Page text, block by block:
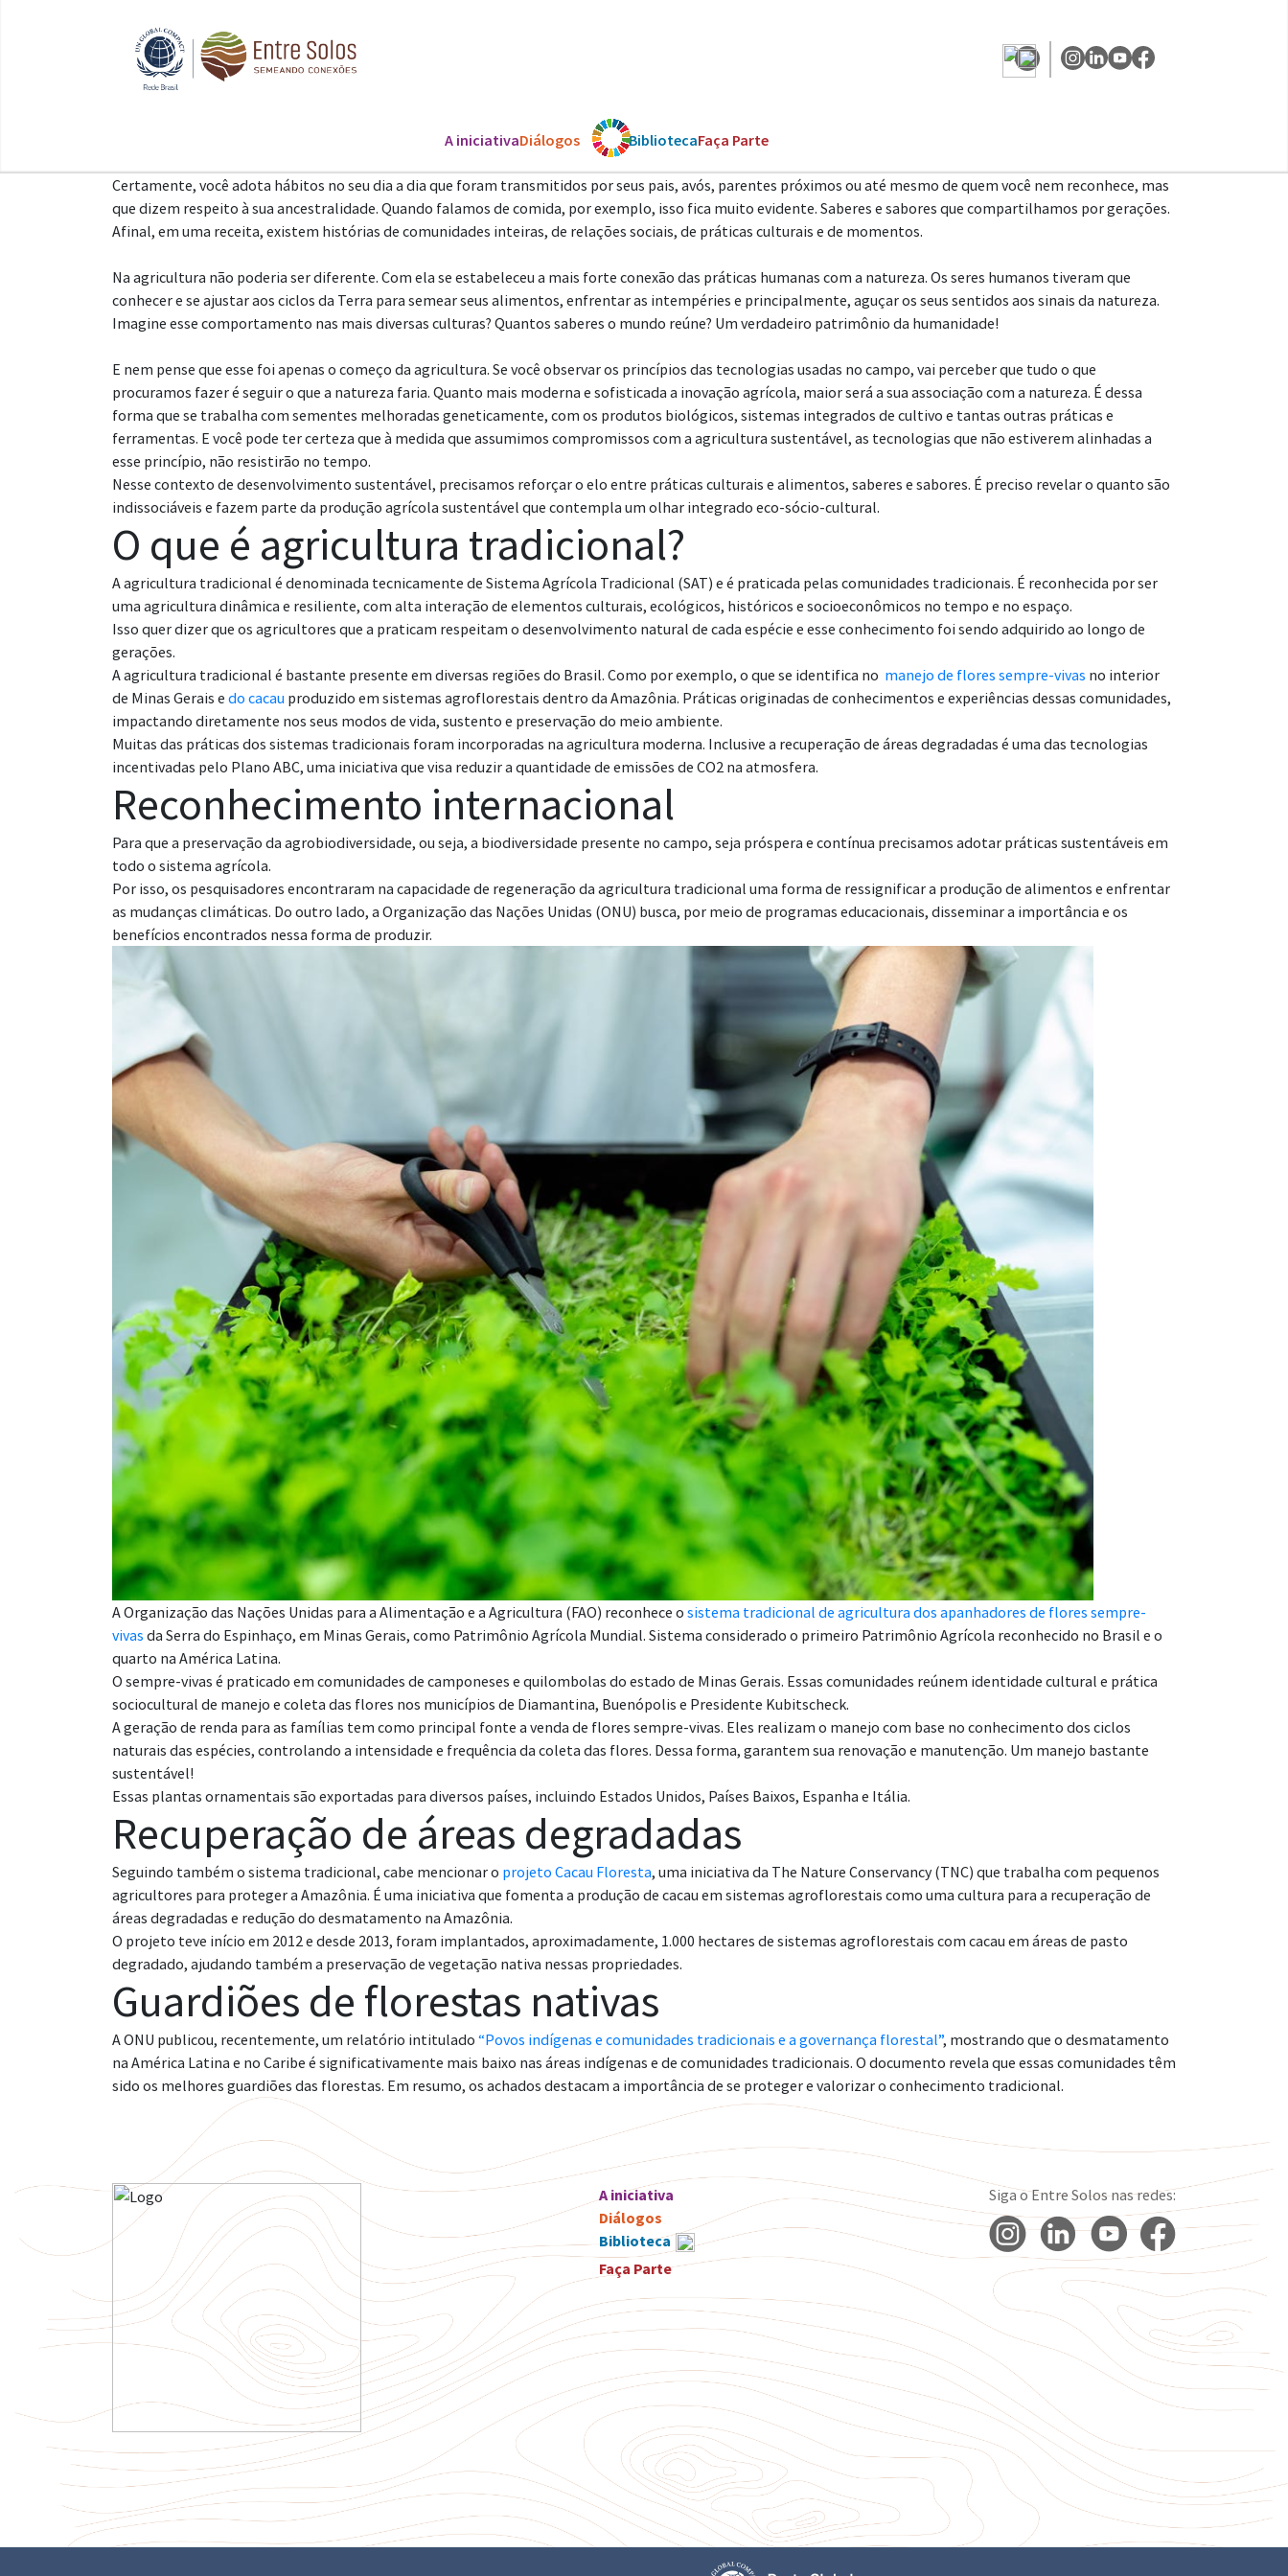
A iniciativaDiálogos Os ODSBibliotecaFaça Parte
Certamente, você adota hábitos no seu dia a dia que foram transmitidos por seus pais, avós, parentes próximos ou até mesmo de quem você nem reconhece, mas
que dizem respeito à sua ancestralidade. Quando falamos de comida, por exemplo, isso fica muito evidente. Saberes e sabores que compartilhamos por gerações.
Afinal, em uma receita, existem histórias de comunidades inteiras, de relações sociais, de práticas culturais e de momentos.
Na agricultura não poderia ser diferente. Com ela se estabeleceu a mais forte conexão das práticas humanas com a natureza. Os seres humanos tiveram que
conhecer e se ajustar aos ciclos da Terra para semear seus alimentos, enfrentar as intempéries e principalmente, aguçar os seus sentidos aos sinais da natureza.
Imagine esse comportamento nas mais diversas culturas? Quantos saberes o mundo reúne? Um verdadeiro patrimônio da humanidade!
E nem pense que esse foi apenas o começo da agricultura. Se você observar os princípios das tecnologias usadas no campo, vai perceber que tudo o que
procuramos fazer é seguir o que a natureza faria. Quanto mais moderna e sofisticada a inovação agrícola, maior será a sua associação com a natureza. É dessa
forma que se trabalha com sementes melhoradas geneticamente, com os produtos biológicos, sistemas integrados de cultivo e tantas outras práticas e
ferramentas. E você pode ter certeza que à medida que assumimos compromissos com a agricultura sustentável, as tecnologias que não estiverem alinhadas a
esse princípio, não resistirão no tempo.
Nesse contexto de desenvolvimento sustentável, precisamos reforçar o elo entre práticas culturais e alimentos, saberes e sabores. É preciso revelar o quanto são
indissociáveis e fazem parte da produção agrícola sustentável que contempla um olhar integrado eco-sócio-cultural.
O que é agricultura tradicional?
A agricultura tradicional é denominada tecnicamente de Sistema Agrícola Tradicional (SAT) e é praticada pelas comunidades tradicionais. É reconhecida por ser
uma agricultura dinâmica e resiliente, com alta interação de elementos culturais, ecológicos, históricos e socioeconômicos no tempo e no espaço.
Isso quer dizer que os agricultores que a praticam respeitam o desenvolvimento natural de cada espécie e esse conhecimento foi sendo adquirido ao longo de
gerações.
A agricultura tradicional é bastante presente em diversas regiões do Brasil. Como por exemplo, o que se identifica no manejo de flores sempre-vivas no interior
de Minas Gerais e do cacau produzido em sistemas agroflorestais dentro da Amazônia. Práticas originadas de conhecimentos e experiências dessas comunidades,
impactando diretamente nos seus modos de vida, sustento e preservação do meio ambiente.
Muitas das práticas dos sistemas tradicionais foram incorporadas na agricultura moderna. Inclusive a recuperação de áreas degradadas é uma das tecnologias
incentivadas pelo Plano ABC, uma iniciativa que visa reduzir a quantidade de emissões de CO2 na atmosfera.
Reconhecimento internacional
Para que a preservação da agrobiodiversidade, ou seja, a biodiversidade presente no campo, seja próspera e contínua precisamos adotar práticas sustentáveis em
todo o sistema agrícola.
Por isso, os pesquisadores encontraram na capacidade de regeneração da agricultura tradicional uma forma de ressignificar a produção de alimentos e enfrentar
as mudanças climáticas. Do outro lado, a Organização das Nações Unidas (ONU) busca, por meio de programas educacionais, disseminar a importância e os
benefícios encontrados nessa forma de produzir.
A Organização das Nações Unidas para a Alimentação e a Agricultura (FAO) reconhece o sistema tradicional de agricultura dos apanhadores de flores sempre-
vivas da Serra do Espinhaço, em Minas Gerais, como Patrimônio Agrícola Mundial. Sistema considerado o primeiro Patrimônio Agrícola reconhecido no Brasil e o
quarto na América Latina.
O sempre-vivas é praticado em comunidades de camponeses e quilombolas do estado de Minas Gerais. Essas comunidades reúnem identidade cultural e prática
sociocultural de manejo e coleta das flores nos municípios de Diamantina, Buenópolis e Presidente Kubitscheck.
A geração de renda para as famílias tem como principal fonte a venda de flores sempre-vivas. Eles realizam o manejo com base no conhecimento dos ciclos
naturais das espécies, controlando a intensidade e frequência da coleta das flores. Dessa forma, garantem sua renovação e manutenção. Um manejo bastante
sustentável!
Essas plantas ornamentais são exportadas para diversos países, incluindo Estados Unidos, Países Baixos, Espanha e Itália.
Recuperação de áreas degradadas
Seguindo também o sistema tradicional, cabe mencionar o projeto Cacau Floresta, uma iniciativa da The Nature Conservancy (TNC) que trabalha com pequenos
agricultores para proteger a Amazônia. É uma iniciativa que fomenta a produção de cacau em sistemas agroflorestais como uma cultura para a recuperação de
áreas degradadas e redução do desmatamento na Amazônia.
O projeto teve início em 2012 e desde 2013, foram implantados, aproximadamente, 1.000 hectares de sistemas agroflorestais com cacau em áreas de pasto
degradado, ajudando também a preservação de vegetação nativa nessas propriedades.
Guardiões de florestas nativas
A ONU publicou, recentemente, um relatório intitulado “Povos indígenas e comunidades tradicionais e a governança florestal”, mostrando que o desmatamento
na América Latina e no Caribe é significativamente mais baixo nas áreas indígenas e de comunidades tradicionais. O documento revela que essas comunidades têm
sido os melhores guardiões das florestas. Em resumo, os achados destacam a importância de se proteger e valorizar o conhecimento tradicional.
A iniciativa
Diálogos
Biblioteca
Faça Parte
Siga o Entre Solos nas redes: